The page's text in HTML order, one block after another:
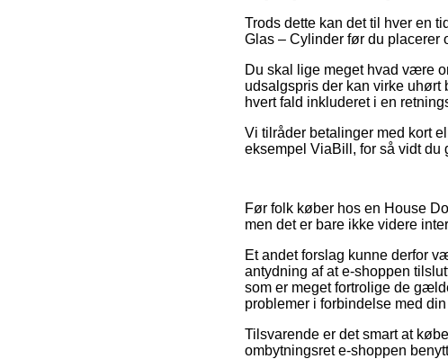
Trods dette kan det til hver en
Glas – Cylinder før du placerer
Du skal lige meget hvad være
udsalgspris der kan virke
hvert fald inkluderet i en
Vi tilråder betalinger med kort
eksempel ViaBill, for så vidt
Før folk køber hos en House
men det er bare ikke videre
Et andet forslag kunne derfor
antydning af at e-shoppen
som er meget fortrolige de
problemer i forbindelse med
Tilsvarende er det smart at
ombytningsret e-shoppen